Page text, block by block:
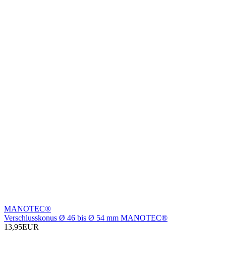
MANOTEC®
Verschlusskonus Ø 46 bis Ø 54 mm MANOTEC®
13,95EUR